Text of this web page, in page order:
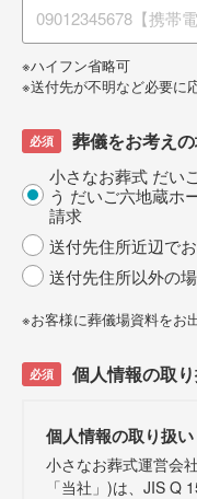
※ハイフン省略可
※送付先が不明など必要に
葬儀をお考え
小さなお葬式 だい
う だいご六地蔵ホ
請求
送付先住所近辺でお
送付先住所以外の
※お客様に葬儀場資料をお
個人情報の取
個人情報の取り扱い
小さなお葬式運営会
「当社」)は、JIS Q